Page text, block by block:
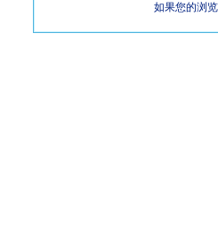
如果您的浏